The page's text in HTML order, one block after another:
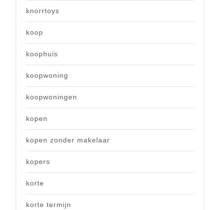
knorrtoys
koop
koophuis
koopwoning
koopwoningen
kopen
kopen zonder makelaar
kopers
korte
korte termijn